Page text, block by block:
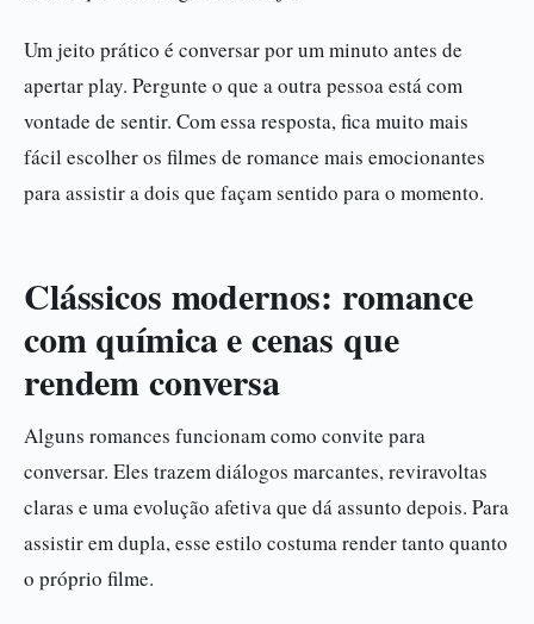
Um jeito prático é conversar por um minuto antes de
apertar play. Pergunte o que a outra pessoa está com
vontade de sentir. Com essa resposta, fica muito mais
fácil escolher os filmes de romance mais emocionantes
para assistir a dois que façam sentido para o momento.
Clássicos modernos: romance
com química e cenas que
rendem conversa
Alguns romances funcionam como convite para
conversar. Eles trazem diálogos marcantes, reviravoltas
claras e uma evolução afetiva que dá assunto depois. Para
assistir em dupla, esse estilo costuma render tanto quanto
o próprio filme.